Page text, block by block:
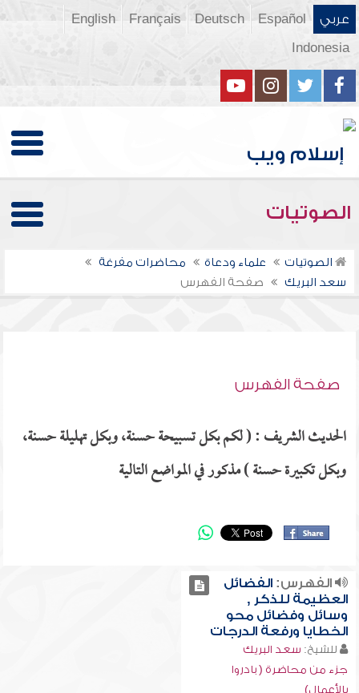
عربي Español
Deutsch
Français
English
Indonesia
الصوتيات
الصوتيات علماء ودعاة
محاضرات مفرغة
سعد البريك
صفحة الفهرس
صفحة الفهرس
الحديث الشريف : ( لكم بكل تسبيحة حسنة، وبكل تهليلة حسنة،
وبكل تكبيرة حسنة ) مذكور في المواضع التالية
الفهرس:الفضائل
العظيمة للذكر ,
وسائل وفضائل محو
الخطايا ورفعة الدرجات
للشيخ: سعد البريك
جزء من محاضرة ( بادروا
بالأعمال)